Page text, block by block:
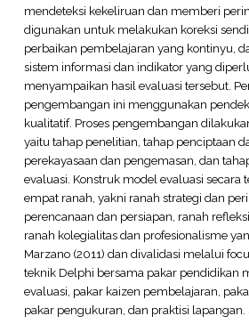
mendeteksi kekeliruan dan memberi
digunakan untuk melakukan koreksi
perbaikan pembelajaran yang kontinyu,
sistem informasi dan indikator yang
menyampaikan hasil evaluasi tersebut.
pengembangan ini menggunakan
kualitatif. Proses pengembangan
yaitu tahap penelitian, tahap penciptaan
perekayasaan dan pengemasan, dan
evaluasi. Konstruk model evaluasi secara
empat ranah, yakni ranah strategi dan
perencanaan dan persiapan, ranah
ranah kolegialitas dan profesionalisme
Marzano (2011) dan divalidasi melalui
teknik Delphi bersama pakar pendidikan
evaluasi, pakar kaizen pembelajaran,
pakar pengukuran, dan praktisi